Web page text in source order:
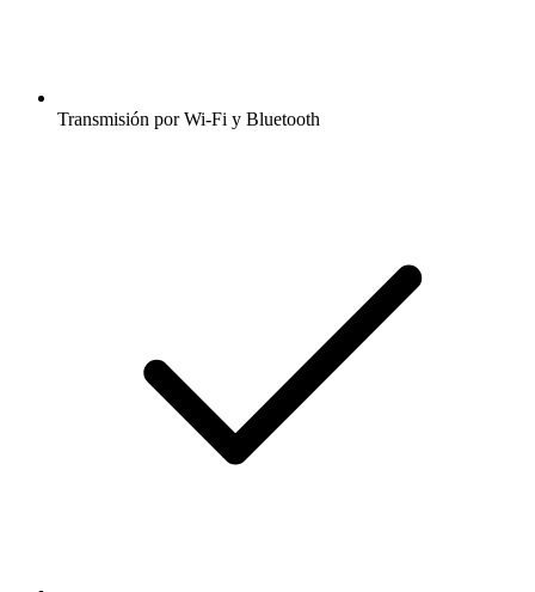
Transmisión por Wi-Fi y Bluetooth